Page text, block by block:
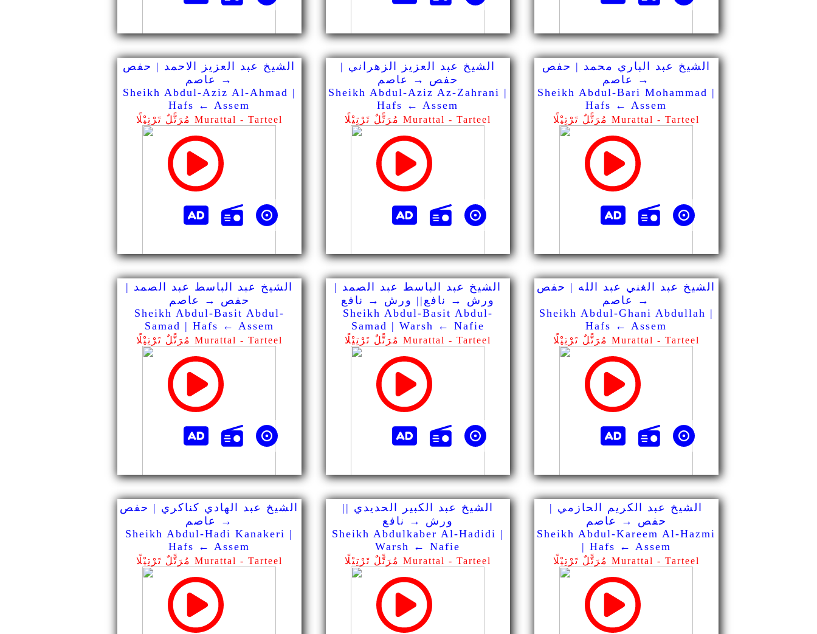
الشيخ عبد العزيز الاحمد | حفص
→ عاصم
Sheikh Abdul-Aziz Al-Ahmad |
Hafs ← Assem
مُرَتًّلٌ تَرْتِيْلًا Murattal - Tarteel
الشيخ عبد العزيز الزهراني |
حفص → عاصم
Sheikh Abdul-Aziz Az-Zahrani |
Hafs ← Assem
مُرَتًّلٌ تَرْتِيْلًا Murattal - Tarteel
الشيخ عبد الباري محمد | حفص
→ عاصم
Sheikh Abdul-Bari Mohammad |
Hafs ← Assem
مُرَتًّلٌ تَرْتِيْلًا Murattal - Tarteel
الشيخ عبد الباسط عبد الصمد |
حفص → عاصم
Sheikh Abdul-Basit Abdul-
Samad | Hafs ← Assem
مُرَتًّلٌ تَرْتِيْلًا Murattal - Tarteel
الشيخ عبد الباسط عبد الصمد |
ورش → نافع|| ورش → نافع
Sheikh Abdul-Basit Abdul-
Samad | Warsh ← Nafie
مُرَتًّلٌ تَرْتِيْلًا Murattal - Tarteel
الشيخ عبد الغني عبد الله | حفص
→ عاصم
Sheikh Abdul-Ghani Abdullah |
Hafs ← Assem
مُرَتًّلٌ تَرْتِيْلًا Murattal - Tarteel
الشيخ عبد الهادي كناكري | حفص
→ عاصم
Sheikh Abdul-Hadi Kanakeri |
Hafs ← Assem
مُرَتًّلٌ تَرْتِيْلًا Murattal - Tarteel
الشيخ عبد الكبير الحديدي ||
ورش → نافع
Sheikh Abdulkaber Al-Hadidi |
Warsh ← Nafie
مُرَتًّلٌ تَرْتِيْلًا Murattal - Tarteel
الشيخ عبد الكريم الحازمي |
حفص → عاصم
Sheikh Abdul-Kareem Al-Hazmi
| Hafs ← Assem
مُرَتًّلٌ تَرْتِيْلًا Murattal - Tarteel